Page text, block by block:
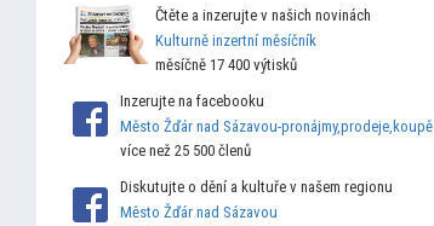
Čtěte a inzerujte v našich novinách
Kulturně inzertní měsíčník
měsíčně 17 400 výtisků
Inzerujte na facebooku
Město Žďár nad Sázavou-pronájmy,prodeje,koupě
více než 25 500 členů
Diskutujte o dění a kultuře v našem regionu
Město Žďár nad Sázavou